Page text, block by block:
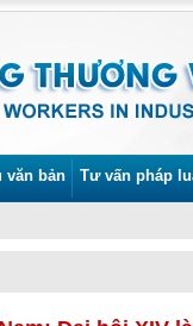
văn bản Tư vấn pháp